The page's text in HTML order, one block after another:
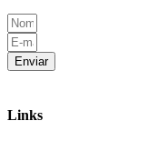
Enviar
Links